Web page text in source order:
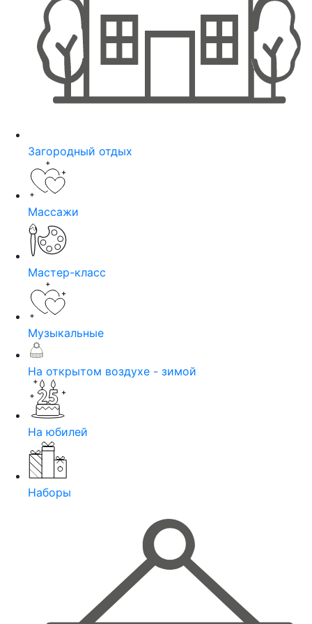
Загородный отдых
Массажи
Мастер-класс
Музыкальные
На открытом воздухе - зимой
На юбилей
Наборы